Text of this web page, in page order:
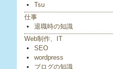
Tsu
仕事
退職時の知識
Web制作、IT
SEO
wordpress
ブログの知識